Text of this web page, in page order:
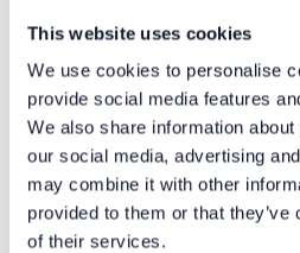
This website uses cookies
We use cookies to personalise
provide social media features
We also share information
our social media, advertising
may combine it with other
provided to them or that
of their services.
Umgebungstemperatur -5°C bis
Luftfeuchtigkeit
5% bis
Abmessungen (H x B x
T)
220 mm x
Gewicht
0,9 kg
Material
Bemerkungen
Dieser